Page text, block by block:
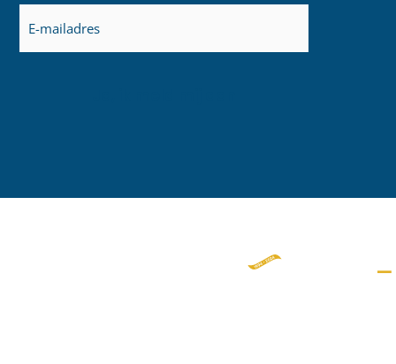
E-
mailadres
(Vereist)